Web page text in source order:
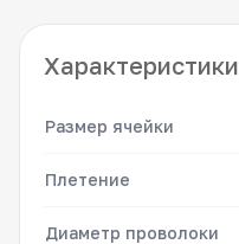
Характеристики
Размер ячейки
Плетение
Диаметр проволоки